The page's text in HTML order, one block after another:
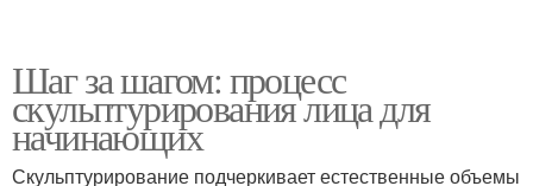
Шаг за шагом: процесс
скульптурирования лица для
начинающих
Скульптурирование подчеркивает естественные объемы